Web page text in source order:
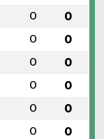
0 0
0 0
0 0
0 0
0 0
0 0